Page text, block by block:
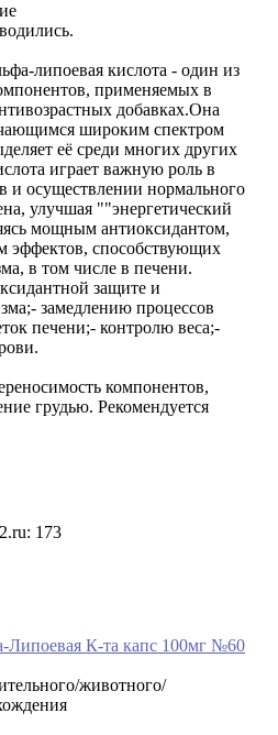
липоевая кислота - один из
применяемых в
добавках.Она
широким спектром
её среди многих других
играет важную роль в
и осуществлении нормального
улучшая ""энергетический
мощным антиоксидантом,
эффектов, способствующих
в том числе в печени.
защите и
замедлению процессов
печени;- контролю веса;-
компонентов,
грудью. Рекомендуется
173
Липоевая К-та капс 100мг №60
животного/